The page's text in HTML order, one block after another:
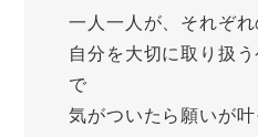
一人一人が、それぞ
自分を大切に取り扱
で
気がついたら願いが叶